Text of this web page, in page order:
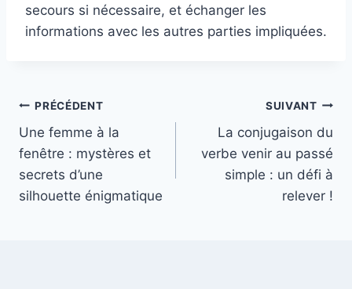
secours si nécessaire, et échanger les
informations avec les autres parties impliquées.
Navigation
de
l’article
PRÉCÉDENT
Une femme à la
fenêtre : mystères et
secrets d’une
silhouette énigmatique
SUIVANT
La conjugaison du
verbe venir au passé
simple : un défi à
relever !